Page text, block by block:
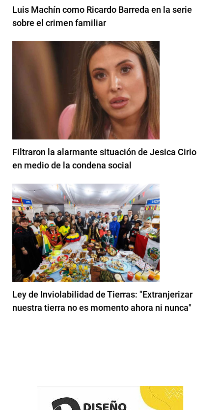
Luis Machín como Ricardo Barreda en la serie
sobre el crimen familiar
Filtraron la alarmante situación de Jesica Cirio
en medio de la condena social
Ley de Inviolabilidad de Tierras: "Extranjerizar
nuestra tierra no es momento ahora ni nunca"